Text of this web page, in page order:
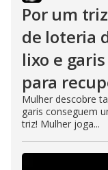
Por um
de loteria
lixo e
para
Mulher descobre
garis conseguem
triz! Mulher joga...